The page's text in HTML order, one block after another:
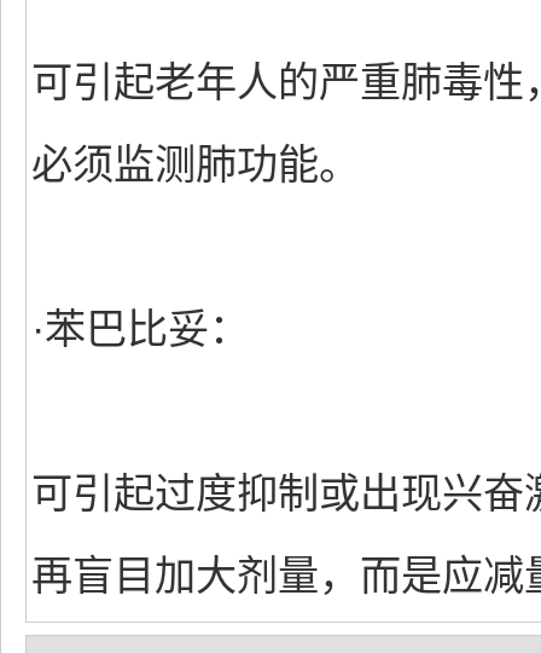
可引起老年人的严重肺毒
必须监测肺功能。
·苯巴比妥：
可引起过度抑制或出现兴
再盲目加大剂量，而是应